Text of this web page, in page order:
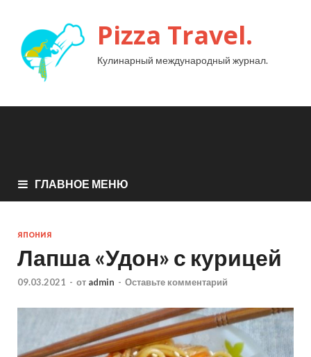
Pizza Travel.
Кулинарный международный журнал.
ГЛАВНОЕ МЕНЮ
ЯПОНИЯ
Лапша «Удон» с курицей
09.03.2021 - от admin - Оставьте комментарий